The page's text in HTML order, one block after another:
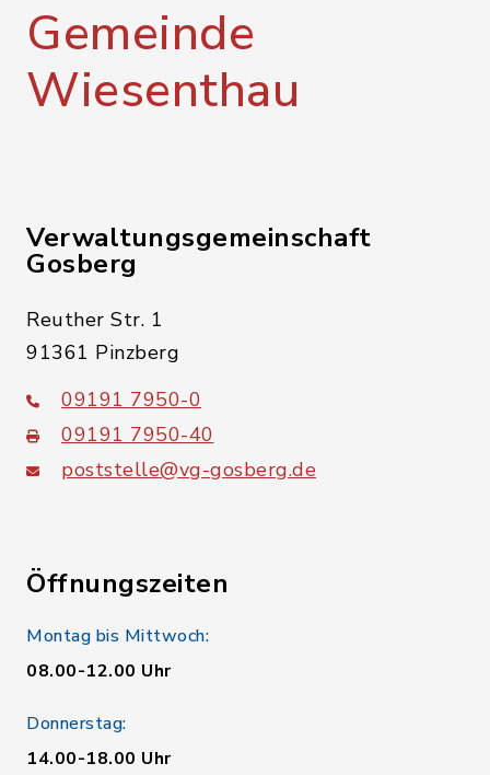
Gemeinde
Wiesenthau
Verwaltungsgemeinschaft
Gosberg
Reuther Str. 1
91361 Pinzberg
09191 7950-0
09191 7950-40
poststelle@vg-gosberg.de
Öffnungszeiten
Montag bis Mittwoch:
08.00-12.00 Uhr
Donnerstag:
14.00-18.00 Uhr